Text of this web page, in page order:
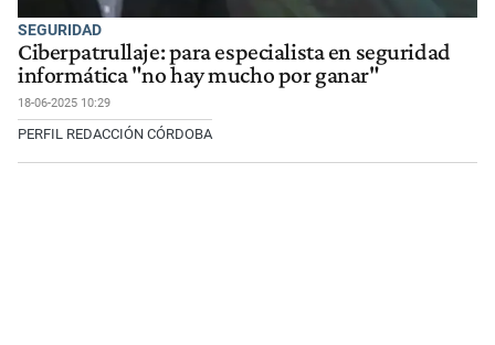
SEGURIDAD
Ciberpatrullaje: para especialista en seguridad
informática "no hay mucho por ganar"
18-06-2025 10:29
PERFIL REDACCIÓN CÓRDOBA